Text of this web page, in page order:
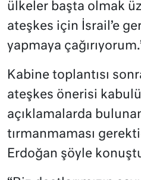
ülkeler başta olmak
ateşkes için İsrail’e
yapmaya
Kabine toplantısı
ateşkes önerisi
açıklamalarda
tırmanmaması
Erdoğan şöyle